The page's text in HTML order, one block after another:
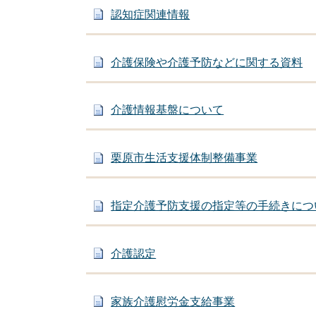
認知症関連情報
介護保険や介護予防などに関する資料
介護情報基盤について
栗原市生活支援体制整備事業
指定介護予防支援の指定等の手続きに
介護認定
家族介護慰労金支給事業